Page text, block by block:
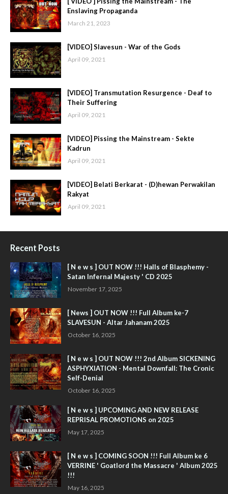
Enslaving Propaganda
March 21, 2023
[VIDEO] Slavesun - War of the Gods
April 09, 2021
[VIDEO] Transmutation Resurgence - Deaf to
Their Suffering
April 09, 2021
[VIDEO] Pissing the Mainstream - Sekte
Kadrun
April 09, 2021
[VIDEO] Belati Berkarat - (D)hewan Perwakilan
Rakyat
April 09, 2021
Recent Posts
[ N e w s ] OUT NOW !!! Halls of Blasphemy -
Satan Infernal Majesty ' CD 2025
November 17, 2025
[ News ] OUT NOW !!! Full Album ke-7
SLAVESUN - Altar Jahanam 2025
October 16, 2025
[ N e w s ] OUT NOW !!! 2nd Album SICKENING
ASPHYXIATION - Mental Downfall: The Cronic
Self-Denial
October 16, 2025
[ N e w s ] UPCOMING AND NEW RELEASE
REPRISAL PROMOTIONS on 2025
May 17, 2025
[ N e w s ] COMING SOON !!! Full Album ke 6
VERRINE ' Goatlord the Massacre ' Album 2025
!!!
May 16, 2025